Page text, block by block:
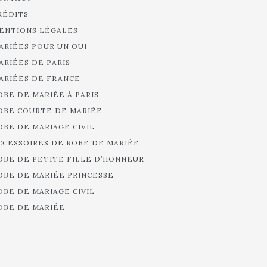
LÉGALES
POUR UN OUI
DE PARIS
DE FRANCE
DE MARIÉE À PARIS
COURTE DE MARIÉE
DE MARIAGE CIVIL
DE ROBE DE MARIÉE
DE PETITE FILLE D’HONNEUR
DE MARIÉE PRINCESSE
DE MARIAGE CIVIL
DE MARIÉE